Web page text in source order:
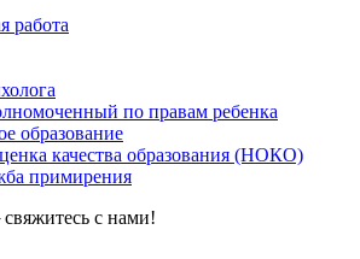
работа
по правам ребенка
образование
качества образования (НОКО)
примирения
с нами!